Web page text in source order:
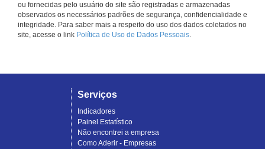
ou fornecidas pelo usuário do site são registradas e armazenadas
observados os necessários padrões de segurança, confidencialidade e
integridade. Para saber mais a respeito do uso dos dados coletados no
site, acesse o link Política de Uso de Dados Pessoais.
Serviços
Indicadores
Painel Estatístico
Não encontrei a empresa
Como Aderir - Empresas